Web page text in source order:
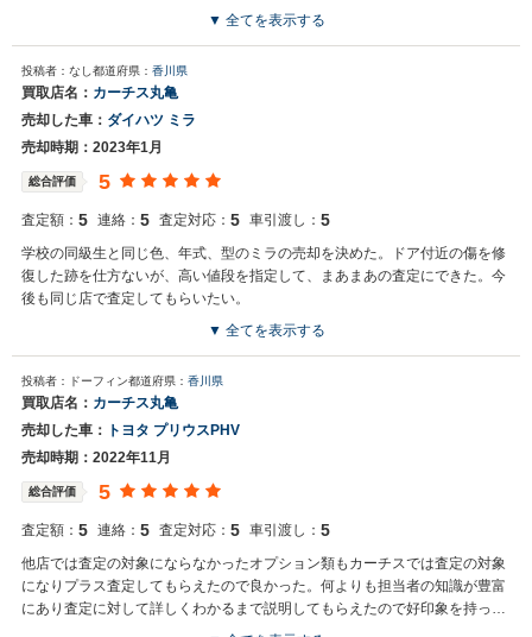
▼ 全てを表示する
投稿者：なし 都道府県： 香川県
買取店名： カーチス丸亀
売却した車： ダイハツ ミラ
売却時期：2023年1月
総合評価 5
査定額： 5 連絡： 5 査定対応： 5 車引渡し： 5
学校の同級生と同じ色、年式、型のミラの売却を決めた。ドア付近の傷を修
復した跡を仕方ないが、高い値段を指定して、まあまあの査定にできた。今
後も同じ店で査定してもらいたい。
▼ 全てを表示する
投稿者：ドーフィン都道府県： 香川県
買取店名： カーチス丸亀
売却した車：
トヨタ プリウスPHV
売却時期：2022年11月
総合評価 5
査定額： 5 連絡： 5 査定対応： 5 車引渡し： 5
他店では査定の対象にならなかったオプション類もカーチスでは査定の対象
になりプラス査定してもらえたので良かった。何よりも担当者の知識が豊富
にあり査定に対して詳しくわかるまで説明してもらえたので好印象を持っ